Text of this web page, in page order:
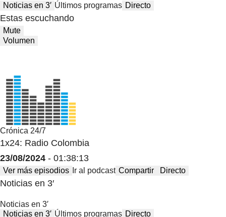
Noticias en 3′ Últimos programas Directo
Estas escuchando
Mute
Volumen
Crónica 24/7
1x24: Radio Colombia
23/08/2024 - 01:38:13
Ver más episodios Ir al podcast Compartir Directo
Noticias en 3′
Noticias en 3′
Noticias en 3′ Últimos programas Directo